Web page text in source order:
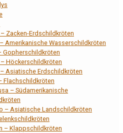
Zacken-Erdschildkröten
Amerikanische Wasserschildkröten
Gopherschildkröten
Höckerschildkröten
Asiatische Erdschildkröten
Flachschildkröten
– Südamerikanische
– Asiatische Landschildkröten
– Klappschildkröten